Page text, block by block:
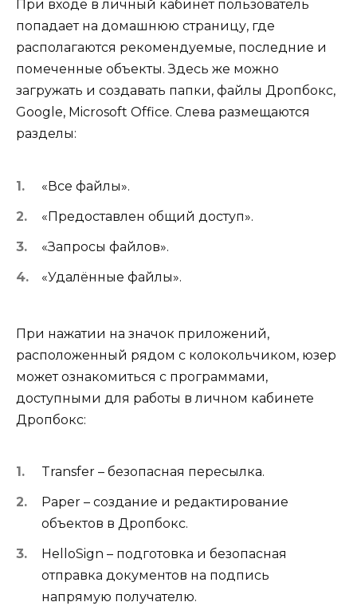
При входе в личный кабинет пользователь
попадает на домашнюю страницу, где
располагаются рекомендуемые, последние и
помеченные объекты. Здесь же можно
загружать и создавать папки, файлы Дропбокс,
Google, Microsoft Office. Слева размещаются
разделы:
«Все файлы».
«Предоставлен общий доступ».
«Запросы файлов».
«Удалённые файлы».
При нажатии на значок приложений,
расположенный рядом с колокольчиком, юзер
может ознакомиться с программами,
доступными для работы в личном кабинете
Дропбокс:
Transfer – безопасная пересылка.
Paper – создание и редактирование
объектов в Дропбокс.
HelloSign – подготовка и безопасная
отправка документов на подпись
напрямую получателю.